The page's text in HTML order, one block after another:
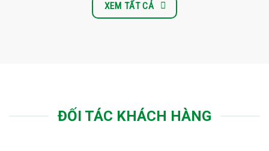
XEM TẤT CẢ
ĐỐI TÁC KHÁCH HÀNG